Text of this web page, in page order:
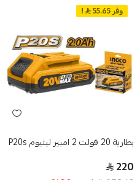
وفر 55.65 !
بطارية 20 فولت 2 امبير ليثيوم P20s
220